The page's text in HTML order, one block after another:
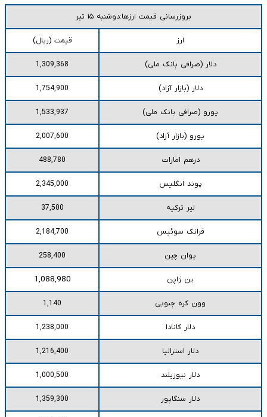
بروزرسانی قیمت ارزها:دوشنبه ۱۵ تیر
ارز قیمت (ریال)
دلار (صرافی بانک ملی) 1,309,368
دلار (بازار آزاد) 1,754,900
یورو (صرافی بانک ملی) 1,533,937
یورو (بازار آزاد) 2,007,600
درهم امارات 488,780
پوند انگلیس 2,345,000
لیر ترکیه 37,500
فرانک سوئیس 2,184,700
یوان چین 258,400
ین ژاپن 1,088,980
وون کره جنوبی 1,140
دلار کانادا 1,238,000
دلار استرالیا 1,216,400
دلار نیوزیلند 1,000,500
دلار سنگاپور 1,359,300